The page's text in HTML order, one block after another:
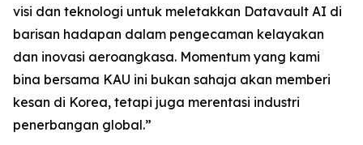
visi dan teknologi untuk meletakkan Datavault AI di
barisan hadapan dalam pengecaman kelayakan
dan inovasi aeroangkasa. Momentum yang kami
bina bersama KAU ini bukan sahaja akan memberi
kesan di Korea, tetapi juga merentasi industri
penerbangan global.”